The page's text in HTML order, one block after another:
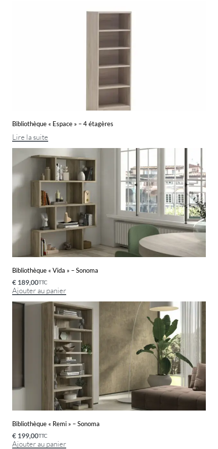
Bibliothèque « Espace » – 4 étagères
Lire la suite
Bibliothèque « Vida » – Sonoma
€ 189,00TTC
Ajouter au panier
Bibliothèque « Remi » – Sonoma
€ 199,00TTC
Ajouter au panier